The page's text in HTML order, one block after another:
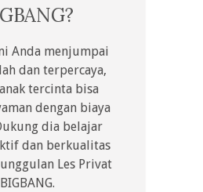
Anda menjumpai
dan terpercaya,
tercinta bisa
dengan biaya
dia belajar
dan berkualitas
Les Privat
BIGBANG.